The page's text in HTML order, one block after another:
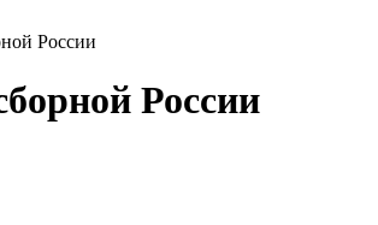
России
России